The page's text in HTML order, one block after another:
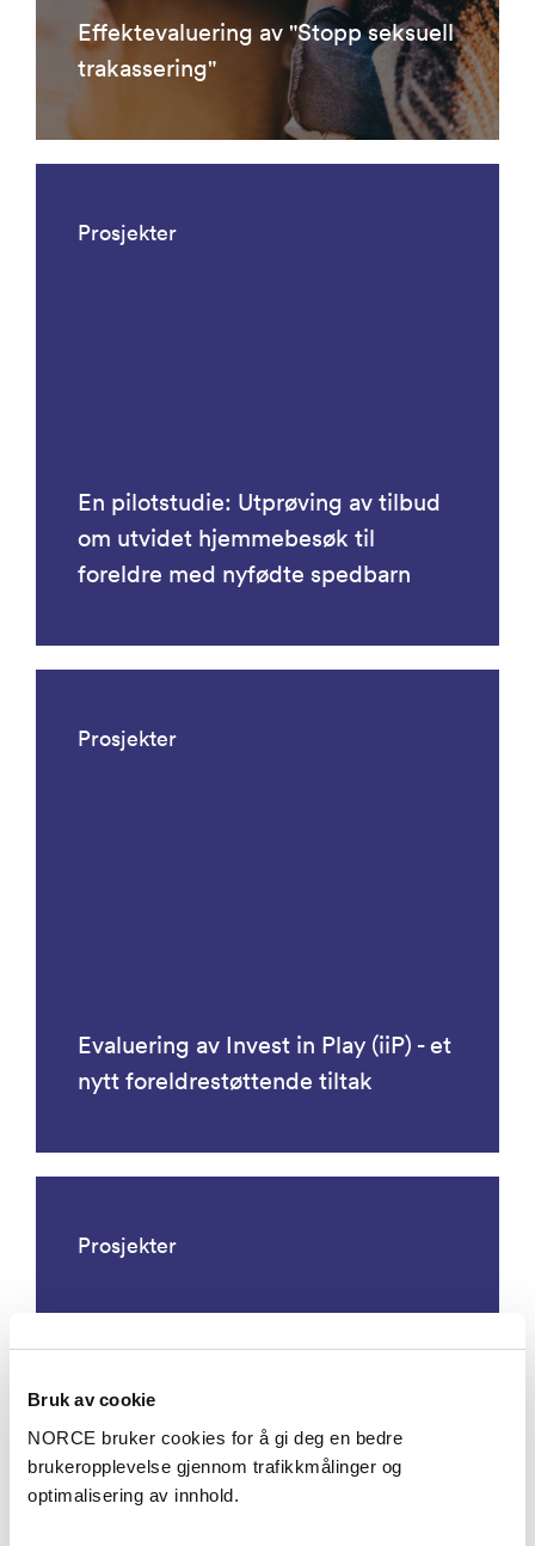
Bruk av cookie
NORCE bruker cookies for å gi deg en bedre
brukeropplevelse gjennom trafikkmålinger og
optimalisering av innhold.
Effektevaluering av "Stopp seksuell
trakassering"
Prosjekter
En pilotstudie: Utprøving av tilbud
om utvidet hjemmebesøk til
foreldre med nyfødte spedbarn
Prosjekter
Evaluering av Invest in Play (iiP) - et
nytt foreldrestøttende tiltak
Prosjekter
Expert reports as basis for